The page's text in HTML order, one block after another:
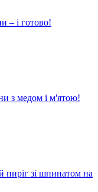
– і готово!
з медом і м'ятою!
зі шпинатом на